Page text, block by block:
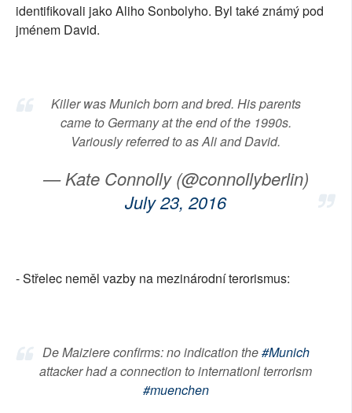
identifikovali jako Aliho Sonbolyho. Byl také známý pod
jménem David.
Killer was Munich born and bred. His parents
came to Germany at the end of the 1990s.
Variously referred to as Ali and David.
— Kate Connolly (@connollyberlin)
July 23, 2016
- Střelec neměl vazby na mezinárodní terorismus:
De Maiziere confirms: no indication the#Munich
attacker had a connection to internationl terrorism
#muenchen